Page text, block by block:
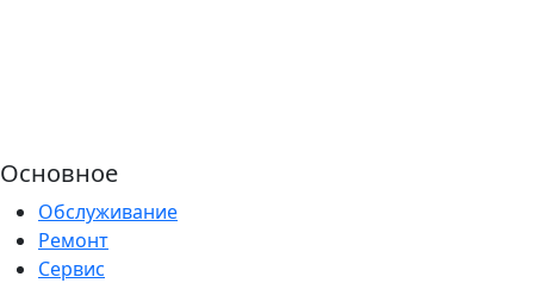
Основное
Обслуживание
Ремонт
Сервис